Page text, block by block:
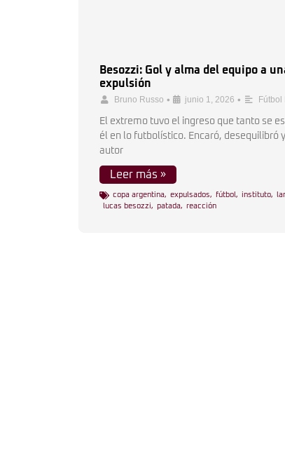
Besozzi: Gol y alma del equipo a
expulsión
Bruno Russo • junio 1, 2026 • Fútbol
El extremo tuvo el ingreso que tanto se
él en lo futbolístico. Encaró, desequilibró
autor
Leer más »
copa argentina, expulsados, fútbol , instituto,
lucas besozzi, patada, reacción